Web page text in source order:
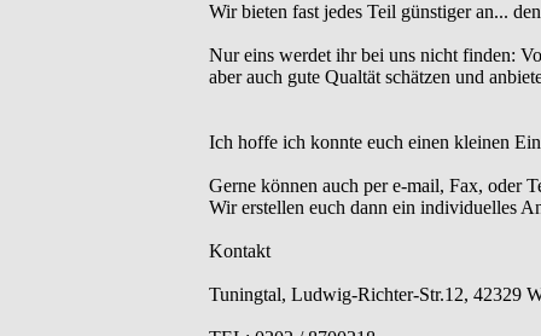
Wir bieten fast jedes Teil günstiger an...
Nur eins werdet ihr bei uns nicht finden:
aber auch gute Qualtät schätzen und
Ich hoffe ich konnte euch einen kleinen
Gerne können auch per e-mail, Fax, oder
Wir erstellen euch dann ein individuelles
Kontakt
Tuningtal, Ludwig-Richter-Str.12, 42329